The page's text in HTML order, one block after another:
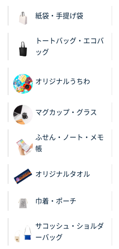
紙袋・手提げ袋
トートバッグ・エコバ
ッグ
オリジナルうちわ
マグカップ・グラス
ふせん・ノート・メモ
帳
オリジナルタオル
巾着・ポーチ
サコッシュ・ショルダ
ーバッグ